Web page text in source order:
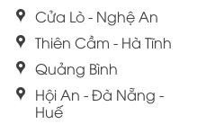
Cửa Lò - Nghệ An
Thiên Cầm - Hà Tĩnh
Quảng Bình
Hội An - Đà Nẵng -
Huế